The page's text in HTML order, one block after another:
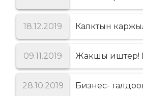
18.12.2019 Калктын
09.11.2019 Жакшы иштер!
28.10.2019 Бизнес-